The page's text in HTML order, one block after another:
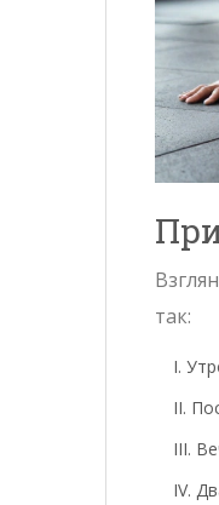
так: